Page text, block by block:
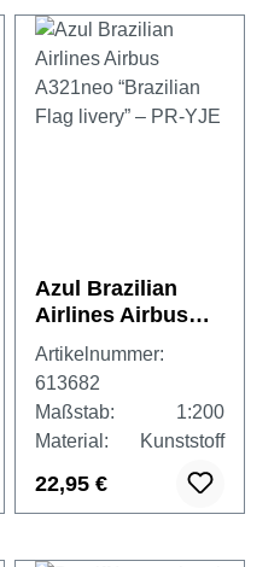
Azul Brazilian
Airlines Airbus
A321neo
“Brazilian Flag
livery” – PR-YJE
Artikelnummer:
613682
Maßstab:
1:200
Material:
Kunststoff
22,95 €